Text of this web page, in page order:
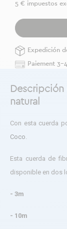
5 € impuestos
Expedición
Paiement 3-
natural
Con esta cuerda
Coco.
Esta cuerda de
disponible en dos
- 3m
- 10m